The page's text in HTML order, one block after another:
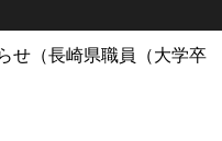
せ（長崎県職員（大学卒